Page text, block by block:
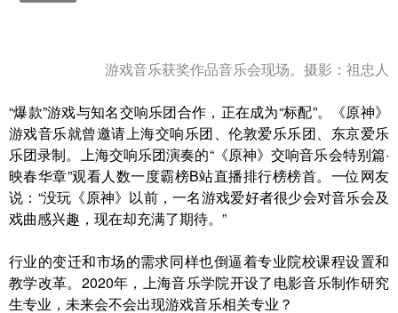
游戏音乐获奖作品音乐会现场。摄影：祖忠人
“爆款”游戏与知名交响乐团合作，正在成为“标配”。《原神》
游戏音乐就曾邀请上海交响乐团、伦敦爱乐乐团、东京爱乐
乐团录制。上海交响乐团演奏的“《原神》交响音乐会特别篇·
映春华章”观看人数一度霸榜B站直播排行榜榜首。一位网友
说：“没玩《原神》以前，一名游戏爱好者很少会对音乐会及
戏曲感兴趣，现在却充满了期待。”
行业的变迁和市场的需求同样也倒逼着专业院校课程设置和
教学改革。2020年，上海音乐学院开设了电影音乐制作研究
生专业，未来会不会出现游戏音乐相关专业？